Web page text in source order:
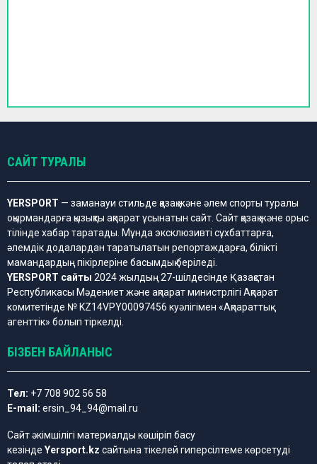
САЙТ ТУРАЛЫ
YERSPORT — заманауи стильде қазақ және әлем спорты туралы
оқырмандарға қызықты ақпарат ұсынатын сайт. Сайт қазақ және орыс
тілінде хабар таратады. Мұнда эксклюзивті сұхбаттарға,
әлемдік додалардан таратылатын репортаждарға, білікті
мамандардың пікірлеріне басымдық беріледі.
YERSPORT сайты 2024 жылдың 27-шілдесінде Қазақстан
Республикасы Мәдениет және ақпарат министрлігі Ақпарат
комитетінде № KZ14VPY00097456 куәлігімен «Ақпараттық
агенттік» болып тіркелді.
БІЗБЕН БАЙЛАНЫС
Тел: +7 708 902 56 58
E-mail: ersin_94_94@mail.ru
Сайт әкімшілігі материалды көшіріп басу
кезінде Yersport.kz сайтына тікелей гиперсілтеме көрсетуді